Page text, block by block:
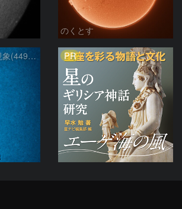
のくとす
黒点半暗部周辺の現象(4498、4502付近)8/6 PR